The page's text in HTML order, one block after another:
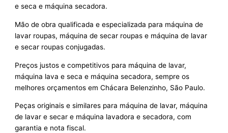
e seca e máquina secadora.
Mão de obra qualificada e especializada para máquina de
lavar roupas, máquina de secar roupas e máquina de lavar
e secar roupas conjugadas.
Preços justos e competitivos para máquina de lavar,
máquina lava e seca e máquina secadora, sempre os
melhores orçamentos em Chácara Belenzinho, São Paulo.
Peças originais e similares para máquina de lavar, máquina
de lavar e secar e máquina lavadora e secadora, com
garantia e nota fiscal.